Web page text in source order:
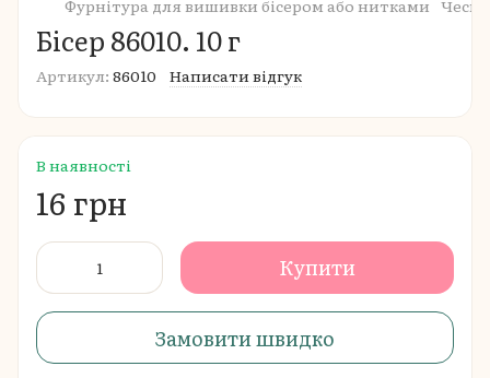
Фурнітура для вишивки бісером або нитками
Бісер 86010. 10 г
Артикул: 86010 Написати відгук
В наявності
16 грн
Купити
Замовити швидко